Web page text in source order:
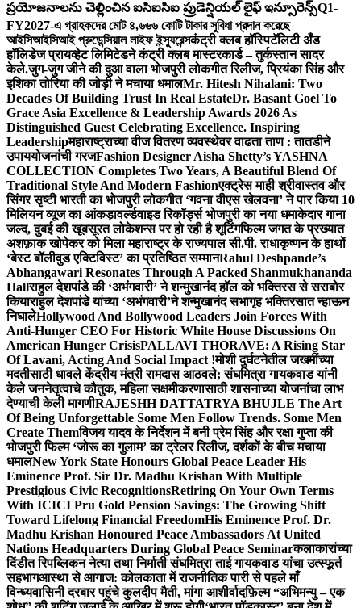
ప్రయోజనాలను చెల్లించిన ఐసిఐసిఐ ప్రుడెన్షియల్ లైఫ్ ఇన్సూరెన్స్Q1-
FY2027-এ গ্রাহকদের মোট ৪,৬৬৬ কোটি টাকার সুবিধা প্রদান করেছে
আইসিআইসিআই প্রুডেন্সিয়াল লাইফ ইন্স্যুরেন্সकंट्री क्लब हॉस्पिटॅलिटी अँड
हॉलिडेज प्रायव्हेट लिमिटेडने कंट्री क्लब मास्टरकार्ड – तुर्कस्तान सादर
केले.जुग-जुग जीने की दुआ वाला भोजपुरी लोकगीत रिलीज, प्रियंका सिंह और
इशिका तोरिया की जोड़ी ने मचाया धमालMr. Hitesh Nihalani: Two
Decades Of Building Trust In Real EstateDr. Basant Goel To
Grace Asia Excellence & Leadership Awards 2026 As
Distinguished Guest Celebrating Excellence. Inspiring
Leadershipमहाराष्ट्राच्या वीज वितरण व्यवस्थेवर वाढता ताण : तातडीने
उपाययोजनांची गरजFashion Designer Aisha Shetty’s YASHNA
COLLECTION Completes Two Years, A Beautiful Blend Of
Traditional Style And Modern Fashionएक्ट्रेस माही श्रीवास्तव और
सिंगर सृष्टी भारती का भोजपुरी लोकगीत ‘गवना वीएस खेलवना’ ने पार किया 10
मिलियन व्यूज का आंकड़ावर्ल्डवाइड रिकॉर्ड्स भोजपुरी का नया धमाकेदार गाना
जल्द, दुबई की खूबसूरत लोकेशन्स पर हो रही है शूटिंगफिल्म जगत के प्रख्यात
अशफ़ाक खोपेकर को मिला महाराष्ट्र के राज्यपाल सी.पी. राधाकृष्णन के हाथों
‘बेस्ट बॉलीवुड एक्टिविस्ट’ का प्रतिष्ठित सम्मानRahul Deshpande’s
Abhangawari Resonates Through A Packed Shanmukhananda
Hallराहुल देशपांडे की ‘अभंगवारी’ ने शन्मुखानंद हॉल को भक्तिरस से सराबोर
कियाराहुल देशपांडे यांच्या ‘अभंगवारी’ने शन्मुखानंद सभागृह भक्तिरसात न्हाऊन
निघालेHollywood And Bollywood Leaders Join Forces With
Anti-Hunger CEO For Historic White House Discussions On
American Hunger CrisisPALLAVI THORAVE: A Rising Star
Of Lavani, Acting And Social Impact !मोशी दुर्घटनेतील जखमींच्या
मदतीसाठी धावले केंद्रीय मंत्री रामदास आठवले; संघमित्रा गायकवाड यांनी
केले जननेतृत्वाचे कौतुक, महिला सक्षमीकरणासाठी शासनाच्या योजनांचा लाभ
देण्याची केली मागणीRAJESHH DATTATRYA BHUJLE The Art
Of Being Unforgettable Some Men Follow Trends. Some Men
Create Themविजय यादव के निर्देशन में बनी प्रेम सिंह और रक्षा गुप्ता की
भोजपुरी फिल्म ‘जोरू का गुलाम’ का ट्रेलर रिलीज, दर्शकों के बीच मचाया
धमालNew York State Honours Global Peace Leader His
Eminence Prof. Sir Dr. Madhu Krishan With Multiple
Prestigious Civic RecognitionsRetiring On Your Own Terms
With ICICI Pru Gold Pension Savings: The Growing Shift
Toward Lifelong Financial FreedomHis Eminence Prof. Dr.
Madhu Krishan Honoured Peace Ambassadors At United
Nations Headquarters During Global Peace Seminarकलाकारांच्या
दिंडीत रिपब्लिकन नेत्या तथा निर्माती संघमित्रा ताई गायकवाड यांचा उत्स्फूर्त
सहभागआस्था से आगाज: कोलकाता में राजनीतिक पारी से पहले माँ
विन्ध्यवासिनी दरबार पहुंचे कुलदीप मैती, मांगा आशीर्वादफ़िल्म “अभिमन्यु – एक